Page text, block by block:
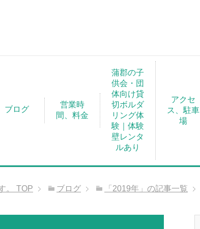
ブログ
営業時
間、料金
蒲郡の子
供会・団
体向け貸
切ボルダ
リング体
験｜体験
壁レンタ
ルあり
アクセ
ス、駐車
場
。 TOP ブログ 「2019年」の記事一覧